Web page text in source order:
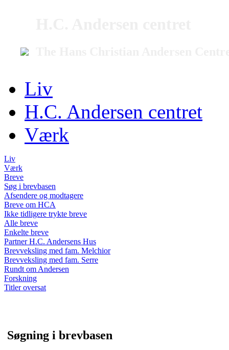
Liv
H.C. Andersen centret
Værk
Liv
Værk
Breve
Søg i brevbasen
Afsendere og modtagere
Breve om HCA
Ikke tidligere trykte breve
Alle breve
Enkelte breve
Partner H.C. Andersens Hus
Brevveksling med fam. Melchior
Brevveksling med fam. Serre
Rundt om Andersen
Forskning
Titler oversat
Søgning i brevbasen